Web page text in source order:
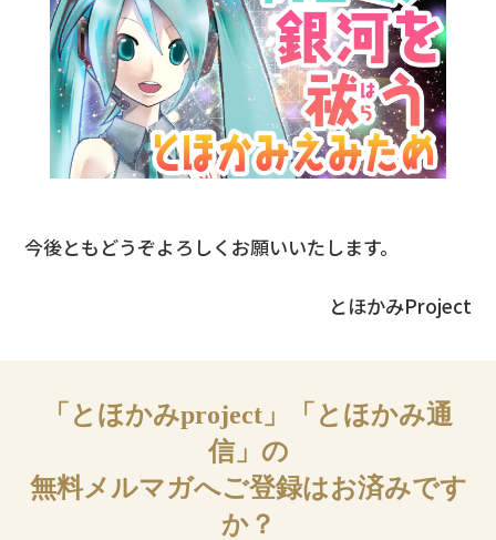
今後ともどうぞよろしくお願いいたします。
とほかみProject
「とほかみproject」「とほかみ通
信」の
無料メルマガへご登録はお済みです
か？